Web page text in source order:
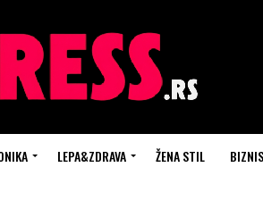
LEPA&ZDRAVA ŽENA STIL BIZNIS